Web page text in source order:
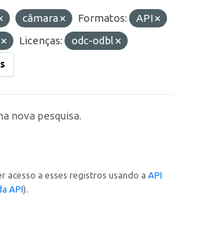
câmara Formatos:
API
Licenças: odc-odbl
nova pesquisa.
acesso a esses registros usando a API
API).